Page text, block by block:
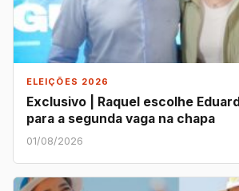
ELEIÇÕES 2026
Exclusivo | Raquel escolhe
para a segunda vaga na chapa
01/08/2026